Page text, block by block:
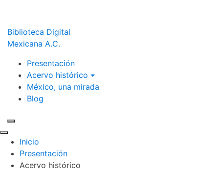
Biblioteca Digital
Mexicana A.C.
Presentación
Acervo histórico
México, una mirada
Blog
Inicio
Presentación
Acervo histórico